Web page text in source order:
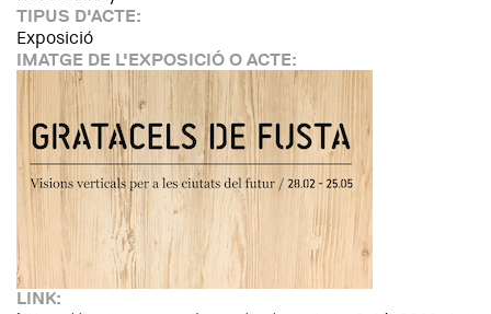
TIPUS D'ACTE:
Exposició
IMATGE DE L'EXPOSICIÓ O ACTE:
LINK: